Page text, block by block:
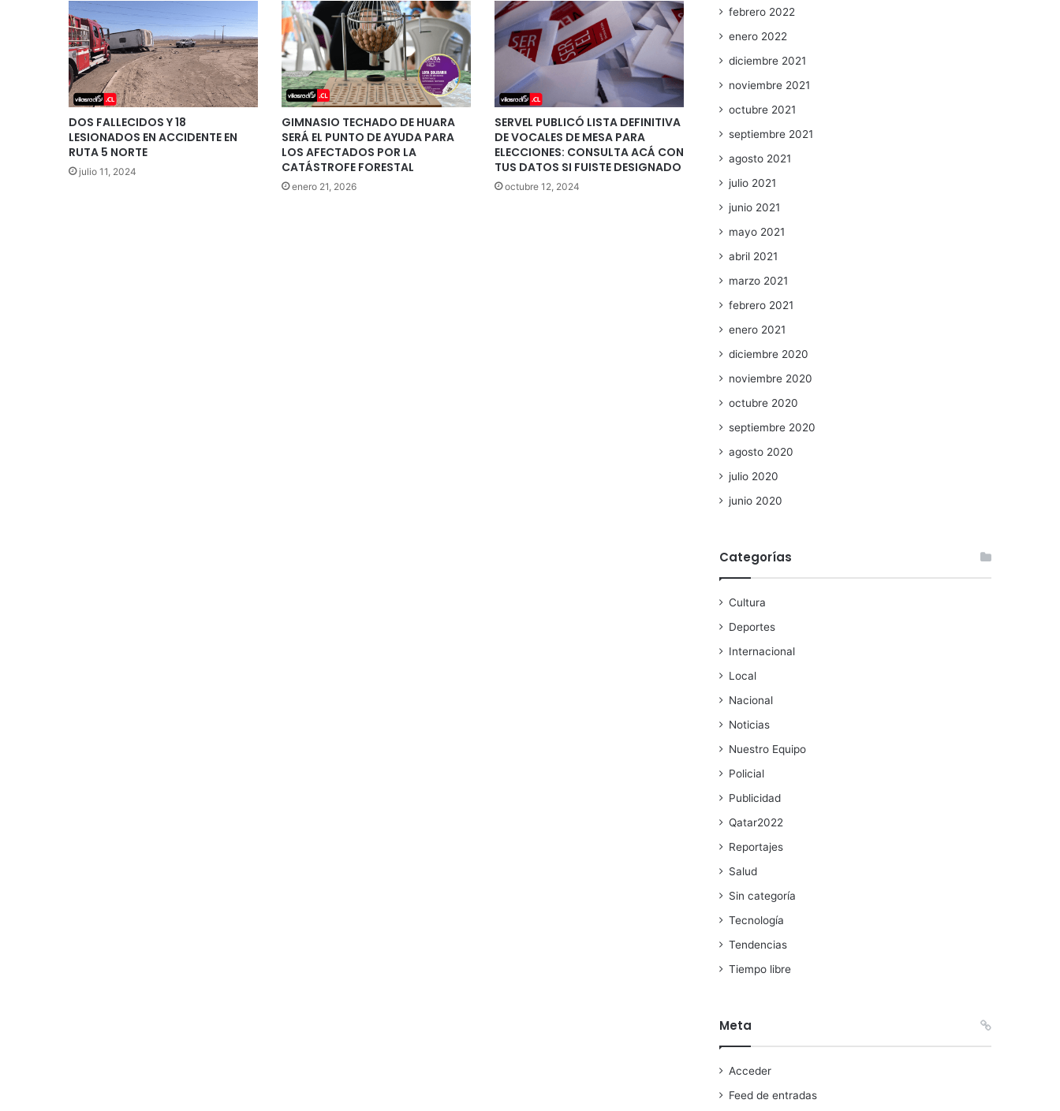
DOS FALLECIDOS Y 18
LESIONADOS EN ACCIDENTE EN
RUTA 5 NORTE
julio 11, 2024
GIMNASIO TECHADO DE HUARA
SERÁ EL PUNTO DE AYUDA PARA
LOS AFECTADOS POR LA
CATÁSTROFE FORESTAL
enero 21, 2026
SERVEL PUBLICÓ LISTA DEFINITIVA
DE VOCALES DE MESA PARA
ELECCIONES: CONSULTA ACÁ CON
TUS DATOS SI FUISTE DESIGNADO
octubre 12, 2024
febrero 2022
enero 2022
diciembre 2021
noviembre 2021
octubre 2021
septiembre 2021
agosto 2021
julio 2021
junio 2021
mayo 2021
abril 2021
marzo 2021
febrero 2021
enero 2021
diciembre 2020
noviembre 2020
octubre 2020
septiembre 2020
agosto 2020
julio 2020
junio 2020
Categorías
Cultura
Deportes
Internacional
Local
Nacional
Noticias
Nuestro Equipo
Policial
Publicidad
Qatar2022
Reportajes
Salud
Sin categoría
Tecnología
Tendencias
Tiempo libre
Meta
Acceder
Feed de entradas